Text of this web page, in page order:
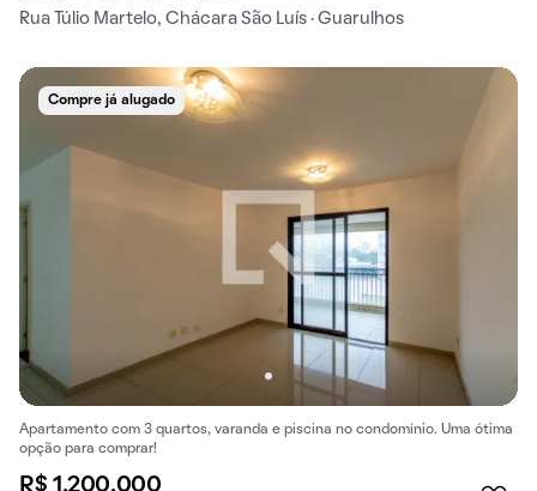
Rua Túlio Martelo, Chácara São Luís · Guarulhos
Compre já alugado
Apartamento com 3 quartos, varanda e piscina no condomínio. Uma ótima
opção para comprar!
R$ 1.200.000